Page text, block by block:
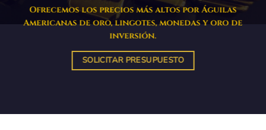
Ofrecemos los precios más altos por Águilas
Americanas de oro, lingotes, monedas y oro de
inversión.
SOLICITAR PRESUPUESTO